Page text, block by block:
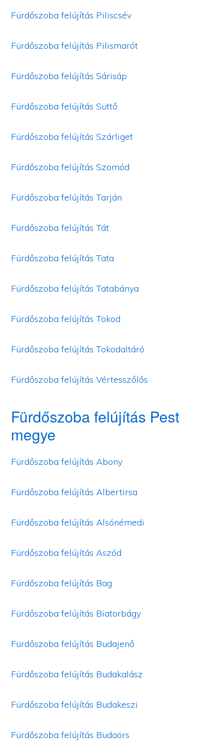
Fürdőszoba felújítás Piliscsév
Fürdőszoba felújítás Pilismarót
Fürdőszoba felújítás Sárisáp
Fürdőszoba felújítás Süttő
Fürdőszoba felújítás Szárliget
Fürdőszoba felújítás Szomód
Fürdőszoba felújítás Tarján
Fürdőszoba felújítás Tát
Fürdőszoba felújítás Tata
Fürdőszoba felújítás Tatabánya
Fürdőszoba felújítás Tokod
Fürdőszoba felújítás Tokodaltáró
Fürdőszoba felújítás Vértesszőlős
Fürdőszoba felújítás Pest
megye
Fürdőszoba felújítás Abony
Fürdőszoba felújítás Albertirsa
Fürdőszoba felújítás Alsónémedi
Fürdőszoba felújítás Aszód
Fürdőszoba felújítás Bag
Fürdőszoba felújítás Biatorbágy
Fürdőszoba felújítás Budajenő
Fürdőszoba felújítás Budakalász
Fürdőszoba felújítás Budakeszi
Fürdőszoba felújítás Budaörs